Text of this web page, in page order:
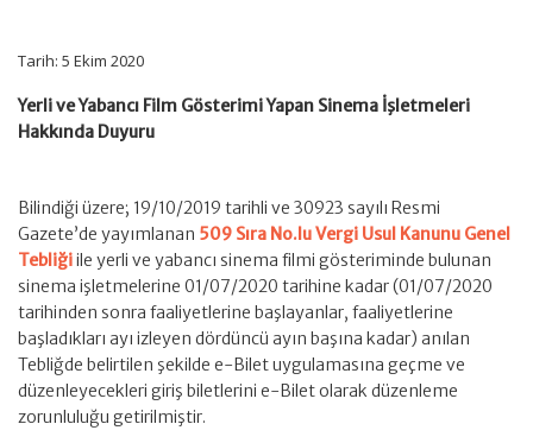
Tarih: 5 Ekim 2020
Yerli ve Yabancı Film Gösterimi Yapan Sinema İşletmeleri
Hakkında Duyuru
Bilindiği üzere; 19/10/2019 tarihli ve 30923 sayılı Resmi
Gazete’de yayımlanan 509 Sıra No.lu Vergi Usul Kanunu Genel
Tebliğiile yerli ve yabancı sinema filmi gösteriminde bulunan
sinema işletmelerine 01/07/2020 tarihine kadar (01/07/2020
tarihinden sonra faaliyetlerine başlayanlar, faaliyetlerine
başladıkları ayı izleyen dördüncü ayın başına kadar) anılan
Tebliğde belirtilen şekilde e-Bilet uygulamasına geçme ve
düzenleyecekleri giriş biletlerini e-Bilet olarak düzenleme
zorunluluğu getirilmiştir.